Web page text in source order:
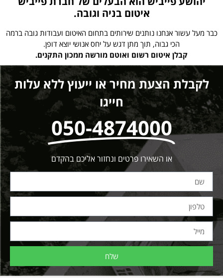
איטום בניה וגובה.
כבר מעל עשור אנחנו נותנים שירותים בתחום האיטום ועבודות גובה ברמה
הכי גבוה, תוך מתן דגש על יחס אנושי יוצא דופן.
קבלן איטום רשום ואוטם מורשה ממכון התקנים.
לקבלת הצעת מחיר או ייעוץ ללא עלות
חייגו
050-4874000
או השאירו פרטים ונחזור אליכם בהקדם
שלח